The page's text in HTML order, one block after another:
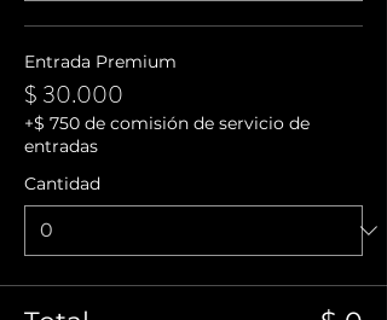
Entrada Premium
$ 30.000
+$ 750 de comisión de servicio de
entradas
Cantidad